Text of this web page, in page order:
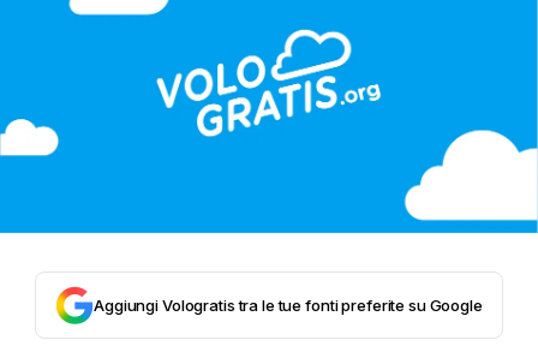
Aggiungi Vologratis tra le tue fonti preferite su Google